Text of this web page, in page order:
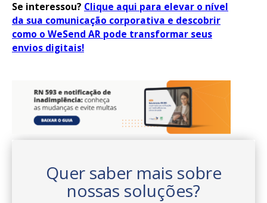
Se interessou? Clique aqui para elevar o nível
da sua comunicação corporativa e descobrir
como o WeSend AR pode transformar seus
envios digitais!
Quer saber mais sobre
nossas soluções?